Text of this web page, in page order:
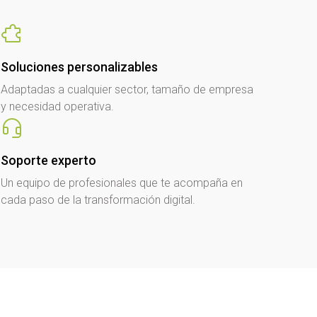
Soluciones personalizables
Adaptadas a cualquier sector, tamaño de empresa
y necesidad operativa.
Soporte experto
Un equipo de profesionales que te acompaña en
cada paso de la transformación digital.